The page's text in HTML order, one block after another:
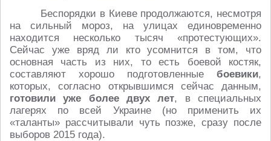
Беспорядки в Киеве продолжаются, несмотря
на сильный мороз, на улицах единовременно
находится несколько тысяч «протестующих».
Сейчас уже вряд ли кто усомнится в том, что
основная часть из них, то есть боевой костяк,
составляют хорошо подготовленные боевики,
которых, согласно открывшимся сейчас данным,
готовили уже более двух лет, в специальных
лагерях по всей Украине (но применить их
«таланты» рассчитывали чуть позже, сразу после
выборов 2015 года).